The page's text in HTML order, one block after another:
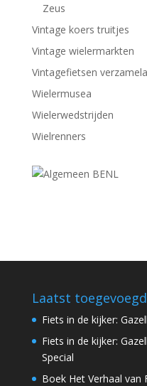
Zeus
Vintage koers truitjes
Vintage wielermarkten
Vintagefietsen
Wielermusea
Wielerwedstrijden
Wielrenners
Laatst toegevoegd
Fiets in de kijker:
Fiets in de kijker:
Special
Boek Het Verhaal van